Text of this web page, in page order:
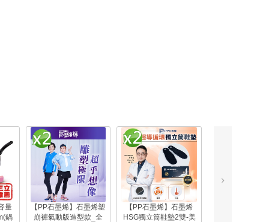
量
鍋
【PP石墨烯】石墨烯塑
崩褲氣動版造型款_全
【PP石墨烯】石墨烯
HSG獨立筒鞋墊2雙-美